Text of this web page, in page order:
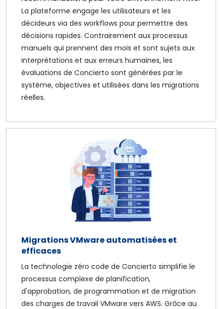
La plateforme engage les utilisateurs et les
décideurs via des workflows pour permettre des
décisions rapides. Contrairement aux processus
manuels qui prennent des mois et sont sujets aux
interprétations et aux erreurs humaines, les
évaluations de Concierto sont générées par le
système, objectives et utilisées dans les migrations
réelles.
Migrations VMware automatisées et
efficaces
La technologie zéro code de Concierto simplifie le
processus complexe de planification,
d'approbation, de programmation et de migration
des charges de travail VMware vers AWS. Grâce au